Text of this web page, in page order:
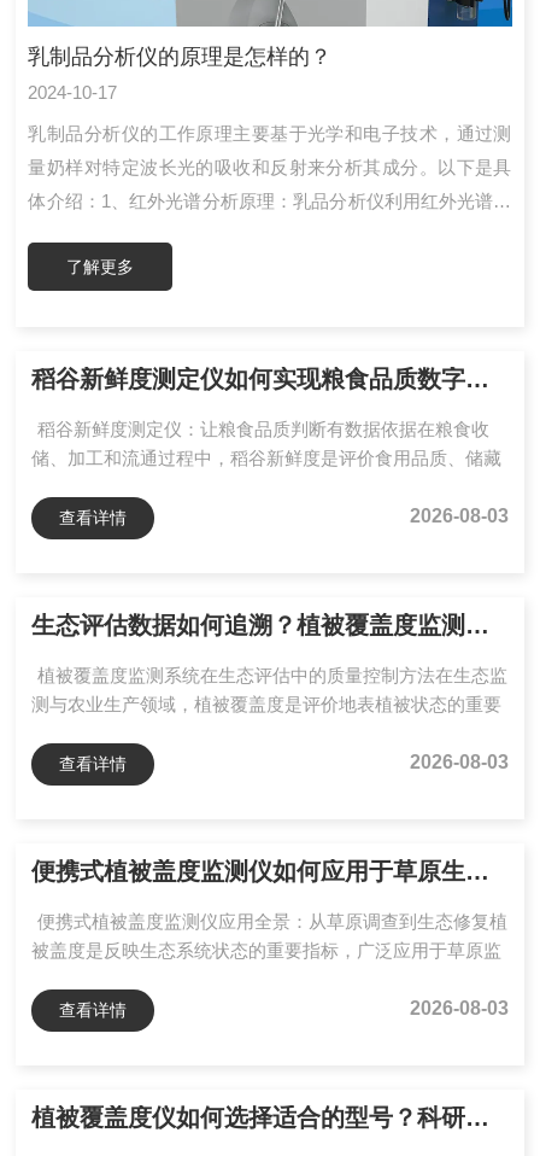
乳制品分析仪的原理是怎样的？
2024-10-17
乳制品分析仪的工作原理主要基于光学和电子技术，通过测
量奶样对特定波长光的吸收和反射来分析其成分。以下是具
体介绍：1、红外光谱分析原理：乳品分析仪利用红外光谱技
学成分。应用：红外光谱技术可以同时测定多种成分，如脂
在奶样中的传播速度和衰减程度来评估其物理特性。应用：
选和现场...
了解更多
稻谷新鲜度测定仪如何实现粮食品质数字化评价？品牌设备应用解析
稻谷新鲜度测定仪：让粮食品质判断有数据依据在粮食收
储、加工和流通过程中，稻谷新鲜度是评价食用品质、储藏
油检验稻谷新鲜度测定与判别》行业标准的实施，稻谷新鲜
度检测逐渐从传统经验判断转向标准化、数字化评价。YP-
行量化分析，为粮库、加工企业和检测机构提供数据参考。
物...
查看详情 2026-08-03
生态评估数据如何追溯？植被覆盖度监测系统品牌方案解析
植被覆盖度监测系统在生态评估中的质量控制方法在生态监
测与农业生产领域，植被覆盖度是评价地表植被状态的重要
态修复以及农田长势分析等场景。传统测量方式主要依靠人
工目测、样方法或网格估算，存在效率较低、人员差异影响
式，将覆盖度测量由人工经验判断转变为数字化流程。通过
过程中的数据...
查看详情 2026-08-03
便携式植被盖度监测仪如何应用于草原生态调查？品牌设备测量方案解析
便携式植被盖度监测仪应用全景：从草原调查到生态修复植
被盖度是反映生态系统状态的重要指标，广泛应用于草原监
方式多依赖人工样方估测，存在效率较低、主观因素影响较
大的问题。随着图像识别和自动分析技术的发展，便携式植
更加数字化和可重复。以YP-GD系列为例，其包含便携式和
查看详情 2026-08-03
植被覆盖度仪如何选择适合的型号？科研监测场景下品牌设备参数解读